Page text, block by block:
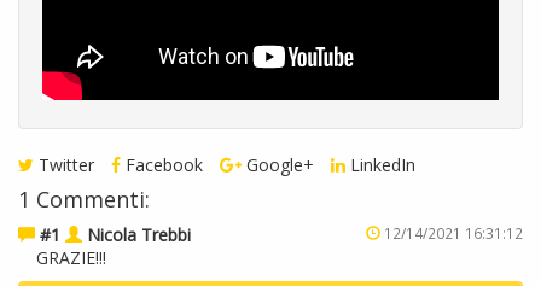
Twitter Facebook Google+ LinkedIn
1 Commenti:
#1 Nicola Trebbi 12/14/2021 16:31:12
GRAZIE!!!